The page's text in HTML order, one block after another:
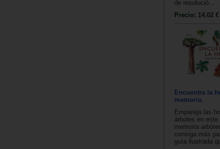
de resolució...
Precio: 14.02 €
Encuentra la
memoria.
Empareja las
árboles en este
memoria
consiga más
guía ilustrada